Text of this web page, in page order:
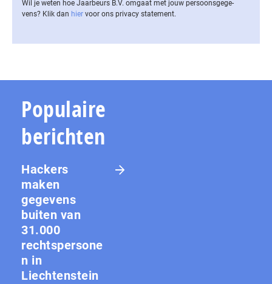
Wil je weten hoe Jaarbeurs B.V. omgaat met jouw per­soons­ge­ge­
vens? Klik dan hier voor ons privacy statement.
Populaire
berichten
Hackers
maken
gegevens
buiten van
31.000
rechtspersone
n in
Liechtenstein